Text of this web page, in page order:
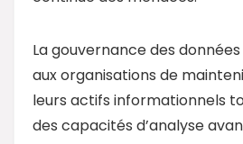
La gouvernance des
aux organisations de
leurs actifs informationnels
des capacités d’analyse